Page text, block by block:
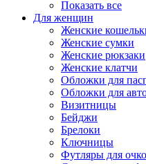
Показать все
Для женщин
Женские
Женские сумки
Женские рюкзаки
Женские клатчи
Обложки для
Обложки для
Визитницы
Бейджи
Брелоки
Ключницы
Футляры для